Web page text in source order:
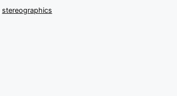
stereographics